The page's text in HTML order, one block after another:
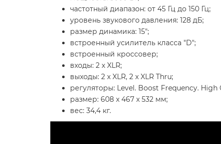
частотный диапазон: от 45 Гц до 150 Гц;
уровень звукового давления: 128 дБ;
размер динамика: 15";
встроенный усилитель класса "D";
встроенный кроссовер;
входы: 2 x XLR;
выходы: 2 x XLR, 2 x XLR Thru;
регуляторы: Level. Boost Frequency. High
размер: 608 x 467 x 532 мм;
вес: 34,4 кг.